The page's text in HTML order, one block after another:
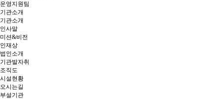
운영지원팀
기관소개
기관소개
인사말
미션&비전
인재상
법인소개
기관발자취
조직도
시설현황
오시는길
부설기관